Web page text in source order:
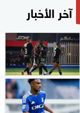
آخر الأخبار